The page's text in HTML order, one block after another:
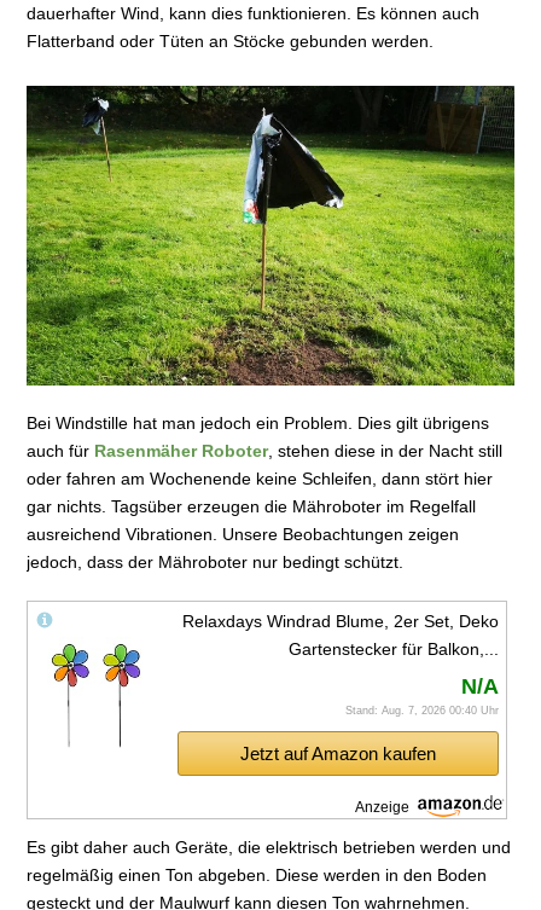
dauerhafter Wind, kann dies funktionieren. Es können auch
Flatterband oder Tüten an Stöcke gebunden werden.
Bei Windstille hat man jedoch ein Problem. Dies gilt übrigens
auch für Rasenmäher Roboter, stehen diese in der Nacht still
oder fahren am Wochenende keine Schleifen, dann stört hier
gar nichts. Tagsüber erzeugen die Mähroboter im Regelfall
ausreichend Vibrationen. Unsere Beobachtungen zeigen
jedoch, dass der Mähroboter nur bedingt schützt.
Relaxdays Windrad Blume, 2er Set, Deko
Gartenstecker für Balkon,...
N/A
Stand: Aug. 7, 2026 00:40 Uhr
Jetzt auf Amazon kaufen
Anzeige
Es gibt daher auch Geräte, die elektrisch betrieben werden und
regelmäßig einen Ton abgeben. Diese werden in den Boden
gesteckt und der Maulwurf kann diesen Ton wahrnehmen.